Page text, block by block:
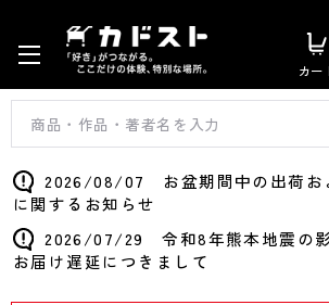
カー
2026/08/07 お盆期間中の出荷お
に関するお知らせ
2026/07/29 令和8年熊本地震の
お届け遅延につきまして